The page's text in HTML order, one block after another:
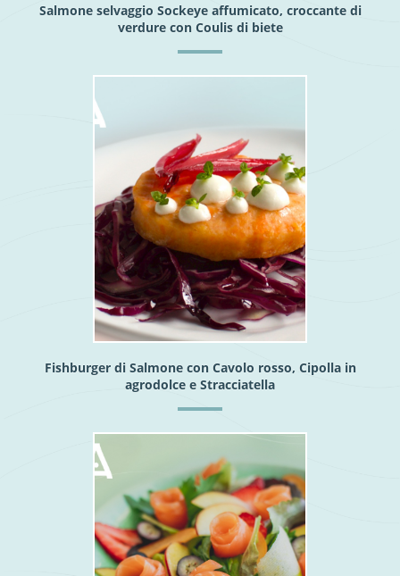
Salmone selvaggio Sockeye affumicato, croccante di
verdure con Coulis di biete
Fishburger di Salmone con Cavolo rosso, Cipolla in
agrodolce e Stracciatella